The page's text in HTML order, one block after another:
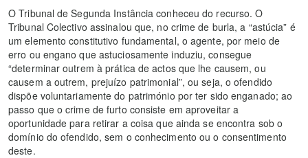
O Tribunal de Segunda Instância conheceu do recurso. O
Tribunal Colectivo assinalou que, no crime de burla, a “astúcia” é
um elemento constitutivo fundamental, o agente, por meio de
erro ou engano que astuciosamente induziu, consegue
“determinar outrem à prática de actos que lhe causem, ou
causem a outrem, prejuízo patrimonial”, ou seja, o ofendido
dispõe voluntariamente do património por ter sido enganado; ao
passo que o crime de furto consiste em aproveitar a
oportunidade para retirar a coisa que ainda se encontra sob o
domínio do ofendido, sem o conhecimento ou o consentimento
deste.